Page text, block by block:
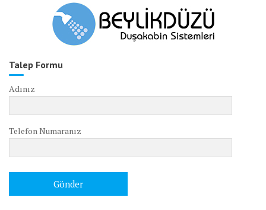
Talep Formu
Adınız
Telefon Numaranız